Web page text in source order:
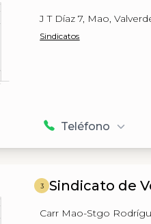
J T Díaz 7, Mao,
Sindicatos
Teléfono
3 Sindicato de
Carr Mao-Stgo